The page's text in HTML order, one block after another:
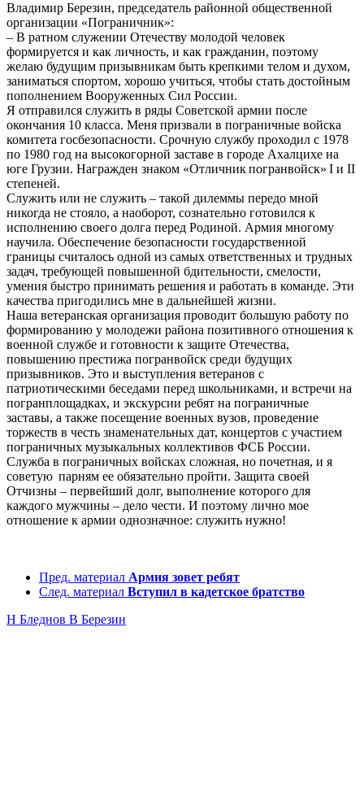
Владимир Березин, председатель районной общественной
организации «Пограничник»:
– В ратном служении Отечеству молодой человек
формируется и как личность, и как гражданин, поэтому
желаю будущим призывникам быть крепкими телом и духом,
заниматься спортом, хорошо учиться, чтобы стать достойным
пополнением Вооруженных Сил России.
Я отправился служить в ряды Советской армии после
окончания 10 класса. Меня призвали в пограничные войска
комитета госбезопасности. Срочную службу проходил с 1978
по 1980 год на высокогорной заставе в городе Ахалцихе на
юге Грузии. Награжден знаком «Отличник погранвойск» I и II
степеней.
Служить или не служить – такой дилеммы передо мной
никогда не стояло, а наоборот, сознательно готовился к
исполнению своего долга перед Родиной. Армия многому
научила. Обеспечение безопасности государственной
границы считалось одной из самых ответственных и трудных
задач, требующей повышенной бдительности, смелости,
умения быстро принимать решения и работать в команде. Эти
качества пригодились мне в дальнейшей жизни.
Наша ветеранская организация проводит большую работу по
формированию у молодежи района позитивного отношения к
военной службе и готовности к защите Отечества,
повышению престижа погранвойск среди будущих
призывников. Это и выступления ветеранов с
патриотическими беседами перед школьниками, и встречи на
погранплощадках, и экскурсии ребят на пограничные
заставы, а также посещение военных вузов, проведение
торжеств в честь знаменательных дат, концертов с участием
пограничных музыкальных коллективов ФСБ России.
Служба в пограничных войсках сложная, но почетная, и я
советую парням ее обязательно пройти. Защита своей
Отчизны – первейший долг, выполнение которого для
каждого мужчины – дело чести. И поэтому лично мое
отношение к армии однозначное: служить нужно!
Пред. материал Армия зовет ребят
След. материал Вступил в кадетское братство
Н Бледнов В Березин